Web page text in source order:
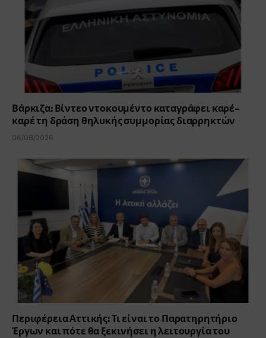
Βάρκιζα: Βίντεο ντοκουμέντο καταγράφει καρέ-
καρέ τη δράση θηλυκής συμμορίας διαρρηκτών
06/08/2026
Περιφέρεια Αττικής: Τι είναι το Παρατηρητήριο
Έργων και πότε θα ξεκινήσει η λειτουργία του